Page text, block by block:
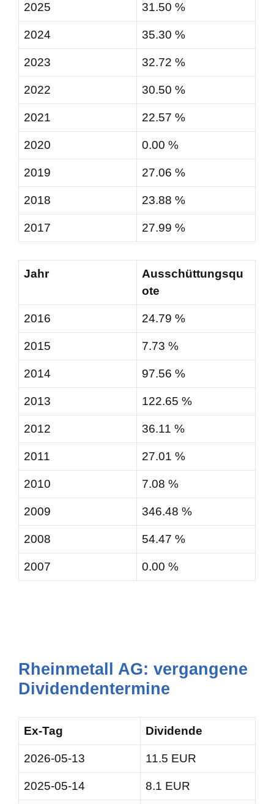
2025 31.50 %
2024 35.30 %
2023 32.72 %
2022 30.50 %
2021 22.57 %
2020 0.00 %
2019 27.06 %
2018 23.88 %
2017 27.99 %
Jahr
Ausschüttungsqu
ote
2016 24.79 %
2015 7.73 %
2014 97.56 %
2013 122.65 %
2012 36.11 %
2011 27.01 %
2010 7.08 %
2009 346.48 %
2008 54.47 %
2007 0.00 %
Rheinmetall AG: vergangene
Dividendentermine
Ex-Tag Dividende
2026-05-13 11.5 EUR
2025-05-14 8.1 EUR